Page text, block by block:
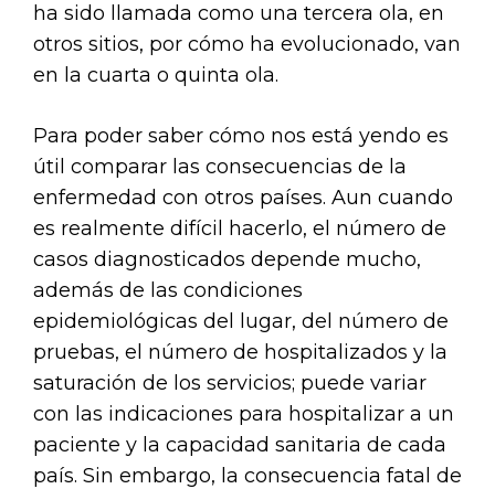
ha sido llamada como una tercera ola, en
otros sitios, por cómo ha evolucionado, van
en la cuarta o quinta ola.
Para poder saber cómo nos está yendo es
útil comparar las consecuencias de la
enfermedad con otros países. Aun cuando
es realmente difícil hacerlo, el número de
casos diagnosticados depende mucho,
además de las condiciones
epidemiológicas del lugar, del número de
pruebas, el número de hospitalizados y la
saturación de los servicios; puede variar
con las indicaciones para hospitalizar a un
paciente y la capacidad sanitaria de cada
país. Sin embargo, la consecuencia fatal de